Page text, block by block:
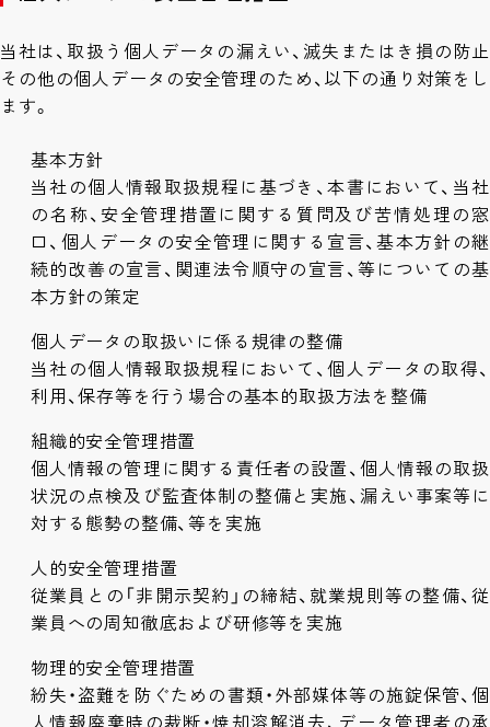
当社は、取扱う個人データの漏えい、滅失またはき損の防止
その他の個人データの安全管理のため、以下の通り対策をし
ます。
基本方針
当社の個人情報取扱規程に基づき、本書において、当社
の名称、安全管理措置に関する質問及び苦情処理の窓
口、個人データの安全管理に関する宣言、基本方針の継
続的改善の宣言、関連法令順守の宣言、等についての基
本方針の策定
個人データの取扱いに係る規律の整備
当社の個人情報取扱規程において、個人データの取得、
利用、保存等を行う場合の基本的取扱方法を整備
組織的安全管理措置
個人情報の管理に関する責任者の設置、個人情報の取扱
状況の点検及び監査体制の整備と実施、漏えい事案等に
対する態勢の整備、等を実施
人的安全管理措置
従業員との「非開示契約」の締結、就業規則等の整備、従
業員への周知徹底および研修等を実施
物理的安全管理措置
紛失・盗難を防ぐための書類・外部媒体等の施錠保管、個
人情報廃棄時の裁断・焼却溶解消去、データ管理者の承